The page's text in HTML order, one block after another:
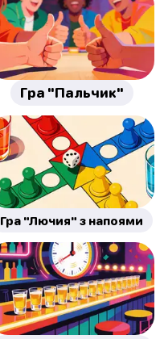
Гра "Пальчик"
Гра "Лючия" з напоями